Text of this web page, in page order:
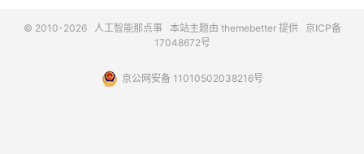
© 2010-2026 人工智能那点事本站主题由 themebetter提供 京ICP备
17048672号
京公网安备 11010502038216号